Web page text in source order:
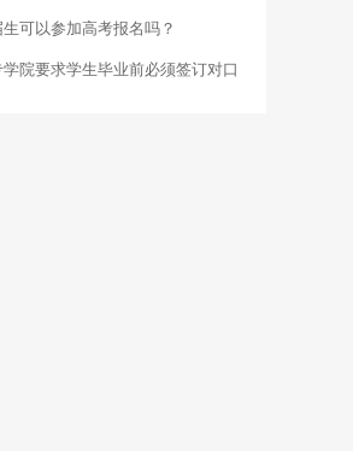
可以参加高考报名吗？
学院要求学生毕业前必须签订对口